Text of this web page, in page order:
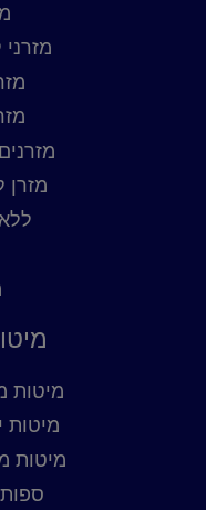
מזרן
מיטות
מיטות
מיטות
ספות